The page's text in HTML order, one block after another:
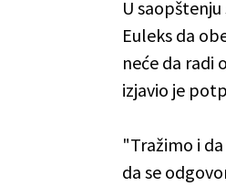
U
Euleks da
neće da radi
izjavio je
"Tražimo i
da se